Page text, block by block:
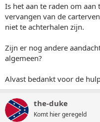
Is het aan te raden om
vervangen van de
niet te achterhalen zijn.
Zijn er nog andere
algemeen?
Alvast bedankt voor de
the-duke
Komt hier geregeld